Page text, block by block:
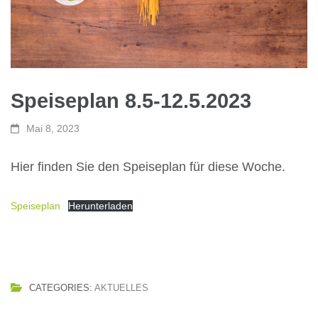
Speiseplan 8.5-12.5.2023
Mai 8, 2023
Hier finden Sie den Speiseplan für diese Woche.
Speiseplan Herunterladen
CATEGORIES: AKTUELLES